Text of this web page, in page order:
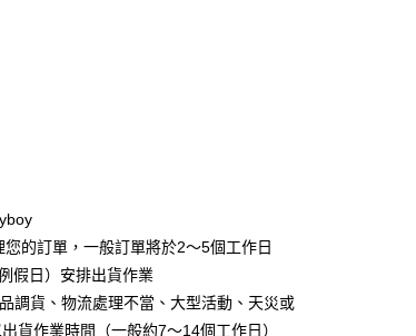
，台灣大哥大用戶可立即使用無須另外申請。
分期」，訂單成立後會自動跳轉到大哥付的交易
的訂單，一般訂單將於2～5個工作日
假日）安排出貨作業
調貨、物流處理不當、大型活動、天災或
貨作業時間（一般約7～14個工作日）